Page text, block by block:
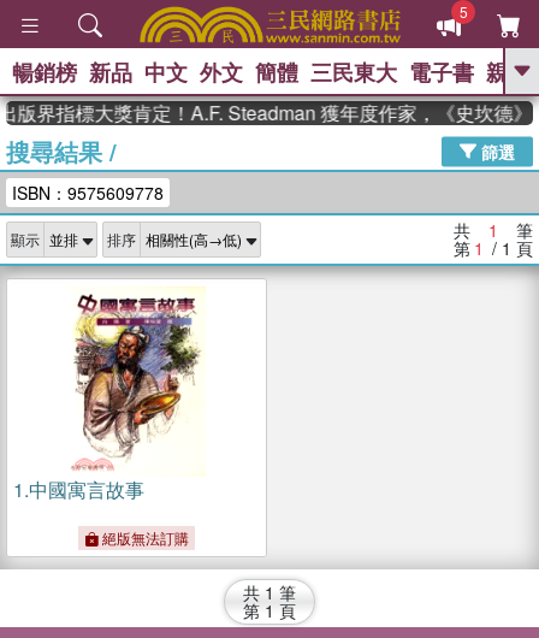
5
GO
高希均教授回憶錄
、 The Odyssey 、 父親節 、 如果歷
獎 臺灣漫遊錄 、 方念華 、 台灣的李
登輝時代
數學女孩：黎曼猜想 、
偉大的迷走神經
暢銷榜 新品 中文 外文 簡體 三民東大 電子書 親子
版界指標大獎肯定！A.F. Steadman 獲年度作家，《史坎德》
搜尋結果/
篩選
ISBN：9575609778
顯示 排序 共 1 筆
第 1 / 1 頁
1.中國寓言故事
絕版無法訂購
共 1 筆
第 1 頁